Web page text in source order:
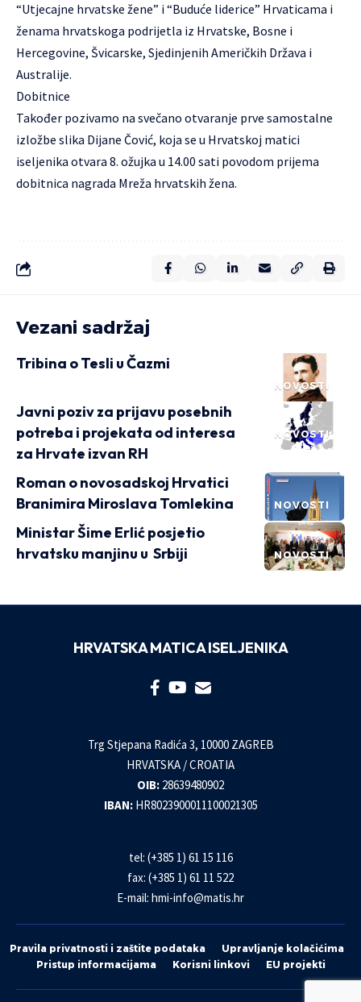
“Utjecajne hrvatske žene” i “Buduće liderice” Hrvaticama i
ženama hrvatskoga podrijetla iz Hrvatske, Bosne i
Hercegovine, Švicarske, Sjedinjenih Američkih Država i
Australije.
Dobitnice
Također pozivamo na svečano otvaranje prve samostalne
izložbe slika Dijane Čović, koja se u Hrvatskoj matici
iseljenika otvara 8. ožujka u 14.00 sati povodom prijema
dobitnica nagrada Mreža hrvatskih žena.
Vezani sadržaj
NOVOSTI
Tribina o Tesli u Čazmi
NOVOSTI
Javni poziv za prijavu posebnih
potreba i projekata od interesa
za Hrvate izvan RH
NOVOSTI
Roman o novosadskoj Hrvatici
Branimira Miroslava Tomlekina
NOVOSTI
Ministar Šime Erlić posjetio
hrvatsku manjinu u Srbiji
HRVATSKA MATICA ISELJENIKA
Trg Stjepana Radića 3, 10000 ZAGREB
HRVATSKA / CROATIA
OIB: 28639480902
IBAN: HR8023900011100021305
tel: (+385 1) 61 15 116
fax: (+385 1) 61 11 522
E-mail: hmi-info@matis.hr
Pravila privatnosti i zaštite podataka
Upravljanje kolačićima
Pristup informacijama
Korisni linkovi EU projekti